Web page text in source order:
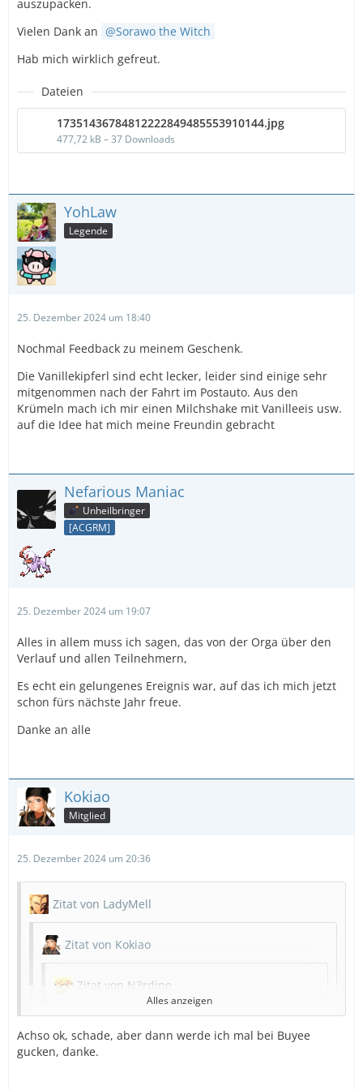
auszupacken.
Vielen Dank an
Sorawo the Witch
Hab mich wirklich gefreut.
Dateien
17351436784812222849485553910144.jpg
477,72 kB – 37 Downloads
YohLaw
Legende
25. Dezember 2024 um 18:40
Nochmal Feedback zu meinem Geschenk.
Die Vanillekipferl sind echt lecker, leider sind einige sehr
mitgenommen nach der Fahrt im Postauto. Aus den
Krümeln mach ich mir einen Milchshake mit Vanilleeis usw.
auf die Idee hat mich meine Freundin gebracht
Nefarious Maniac
Unheilbringer
[ACGRM]
25. Dezember 2024 um 19:07
Alles in allem muss ich sagen, das von der Orga über den
Verlauf und allen Teilnehmern,
Es echt ein gelungenes Ereignis war, auf das ich mich jetzt
schon fürs nächste Jahr freue.
Danke an alle
Kokiao
Mitglied
25. Dezember 2024 um 20:36
Zitat von LadyMell
Zitat von Kokiao
Zitat von N3rdine
Auch ich habe nun endlich mein Paket geöffnet
wahnsinnig!
Alles anzeigen
Alles anzeigen
Achso ok, schade, aber dann werde ich mal bei Buyee
gucken, danke.